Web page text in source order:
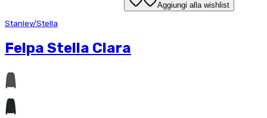
Aggiungi alla wishlist
Stanley/Stella
Felpa Stella Clara